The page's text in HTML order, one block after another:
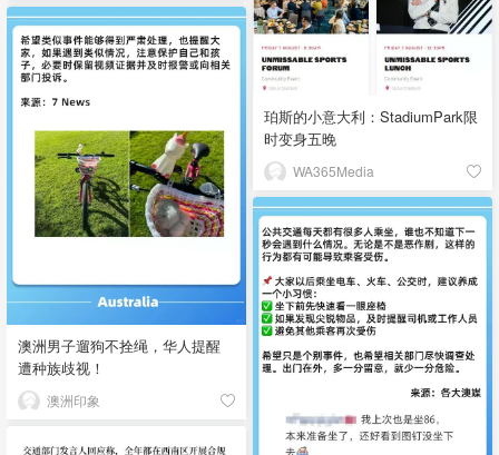
珀斯的小意大利：StadiumPark限
时变身五晚
WA365Media
澳洲男子遛狗不拴绳，华人提醒
遭种族歧视！
澳洲印象